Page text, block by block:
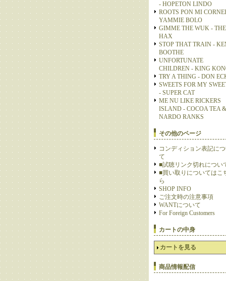
- HOPETON LINDO
ROOTS PON MI
YAMMIE BOLO
GIMME THE WUK - THE
HAX
STOP THAT TRAIN -
BOOTHE
UNFORTUNATE
CHILDREN - KING
TRY A THING - DON
SWEETS FOR MY
- SUPER CAT
ME NU LIKE RICKERS
ISLAND - COCOA TEA &
NARDO RANKS
その他のページ
コンディション表記に
て
■試聴リンク切れについ
■買い取りについてはこ
ら
SHOP INFO
ご注文時の注意事項
WANTについて
For Foreign Customers
カートの中身
カートを見る
商品情報配信